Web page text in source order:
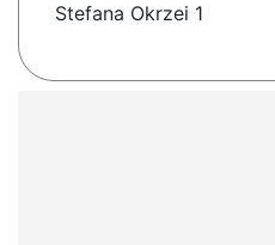
Stefana Okrzei 1